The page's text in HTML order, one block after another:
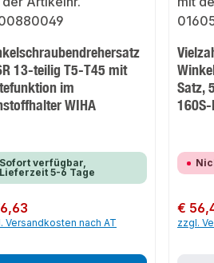
13-teilig T5-T45 mit
im
WIHA
Sofort verfügbar,
Lieferzeit 5-6 Tage
Preis:
Versandkosten nach AT
Satz,
160S-
Regulärer
€
zzgl.